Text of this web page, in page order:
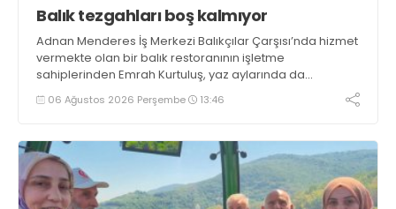
Balık tezgahları boş kalmıyor
Adnan Menderes İş Merkezi Balıkçılar Çarşısı’nda hizmet
vermekte olan bir balık restoranının işletme
sahiplerinden Emrah Kurtuluş, yaz aylarında da
tezgahlarda taze balık bulunduğunu ifade ederek “Yıl
boyunca tezgahlarda taze balık bulmak mümkün
06 Ağustos 2026 Perşembe 13:46